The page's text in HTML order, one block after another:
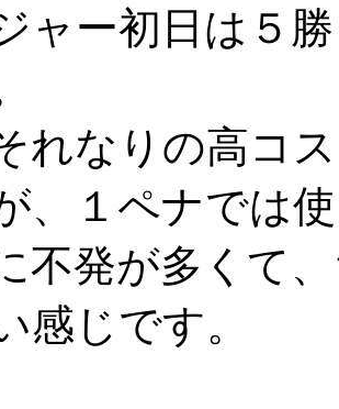
ャー初日は５
れなりの高コ
、１ペナでは
不発が多くて
感じです。